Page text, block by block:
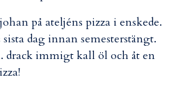
på ateljéns pizza i enskede.
dag innan semesterstängt.
drack immigt kall öl och åt en